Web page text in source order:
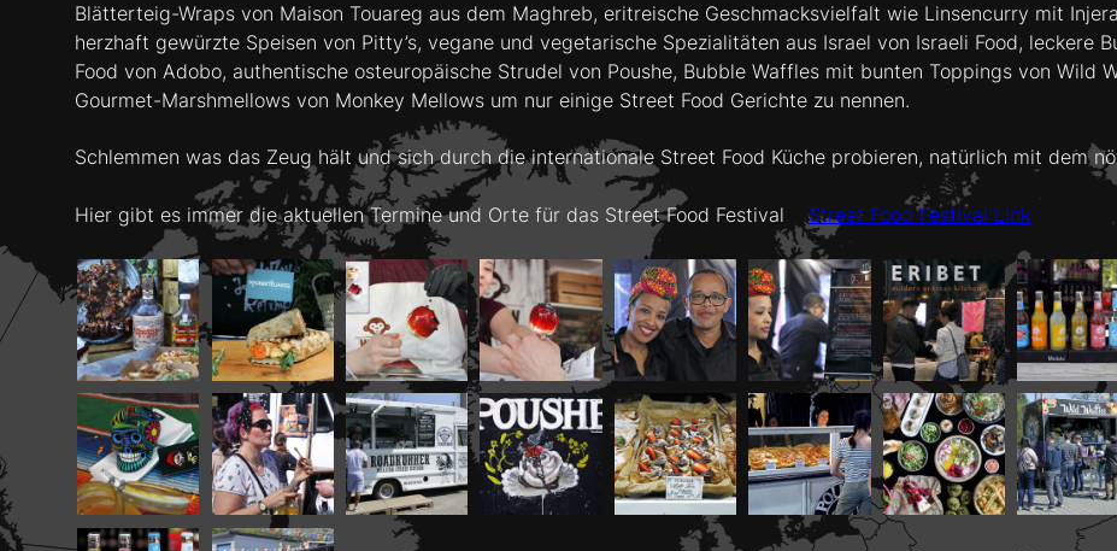
Blätterteig-Wraps von Maison Touareg aus dem Maghreb, eritreische Geschmacksvielfalt wie Linsencurry mit
herzhaft gewürzte Speisen von Pitty’s,vegane und vegetarische Spezialitäten aus Israelvon Israeli Food, leckere
Food von Adobo, authentische osteuropäische Strudel von Poushe, Bubble Waffles mit bunten Toppings von Wild
Gourmet-Marshmellows von Monkey Mellows um nur einige Street Food Gerichte zu nennen.
Schlemmen was das Zeug hält und sich durch die internationale Street Food Küche probieren, natürlich mit dem
Hier gibt es immer die aktuellen Termine und Orte für das Street Food FestivalStreet Food Festival Link